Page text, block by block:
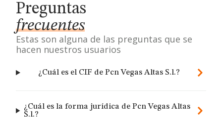
Preguntas
frecuentes
Estas son alguna de las preguntas que se
hacen nuestros usuarios
¿Cuál es el CIF de Pcn Vegas Altas S.l.?
¿Cuál es la forma jurídica de Pcn Vegas Altas
S.l.?